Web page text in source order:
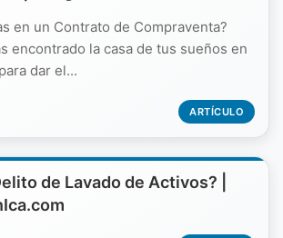
en un Contrato de Compraventa?
encontrado la casa de tus sueños en
dar el...
ARTÍCULO
de Lavado de Activos? |